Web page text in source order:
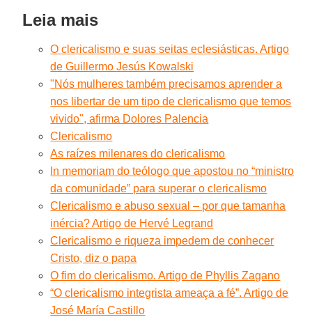
Leia mais
O clericalismo e suas seitas eclesiásticas. Artigo
de Guillermo Jesús Kowalski
"Nós mulheres também precisamos aprender a
nos libertar de um tipo de clericalismo que temos
vivido", afirma Dolores Palencia
Clericalismo
As raízes milenares do clericalismo
In memoriam do teólogo que apostou no “ministro
da comunidade” para superar o clericalismo
Clericalismo e abuso sexual – por que tamanha
inércia? Artigo de Hervé Legrand
Clericalismo e riqueza impedem de conhecer
Cristo, diz o papa
O fim do clericalismo. Artigo de Phyllis Zagano
“O clericalismo integrista ameaça a fé”. Artigo de
José María Castillo